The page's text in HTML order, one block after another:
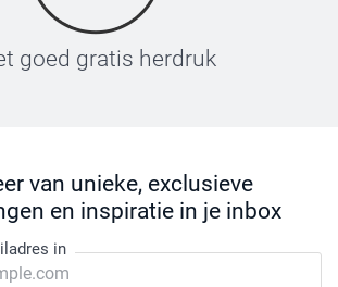
goed gratis herdruk
van unieke, exclusieve
en inspiratie in je inbox
in